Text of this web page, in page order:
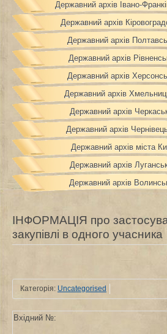
Державний архів Івано-
Державний архів
Державний архів
Державний архів
Державний архів
Державний архів
Державний архів
Державний архів
Державний архів міста
Державний архів
Державний архів
ІНФОРМАЦІЯ про
закупівлі в одного учасника
Категорія: Uncategorised
Вхідний №: